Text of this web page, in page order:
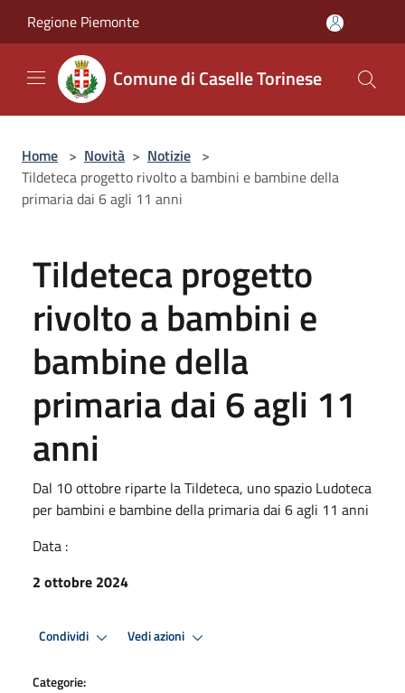
Regione Piemonte
Comune di Caselle Torinese
Home > Novità > Notizie >
Tildeteca progetto rivolto a bambini e bambine della
primaria dai 6 agli 11 anni
Tildeteca progetto
rivolto a bambini e
bambine della
primaria dai 6 agli 11
anni
Dal 10 ottobre riparte la Tildeteca, uno spazio Ludoteca
per bambini e bambine della primaria dai 6 agli 11 anni
Data :
2 ottobre 2024
Condividi Vedi azioni
Categorie: